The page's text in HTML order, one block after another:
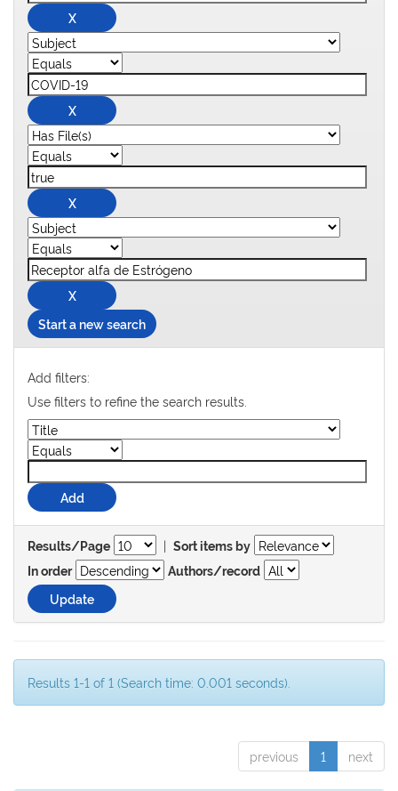
Start a new search
Add filters:
Use filters to refine the search results.
Results/Page | Sort items by
In order
Authors/record
Results 1-1 of 1 (Search time: 0.001 seconds).
previous 1 next